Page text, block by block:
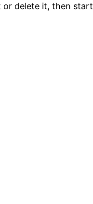
or delete it, then start